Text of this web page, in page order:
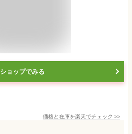
ショップでみる
価格と在庫を楽天でチェック >>